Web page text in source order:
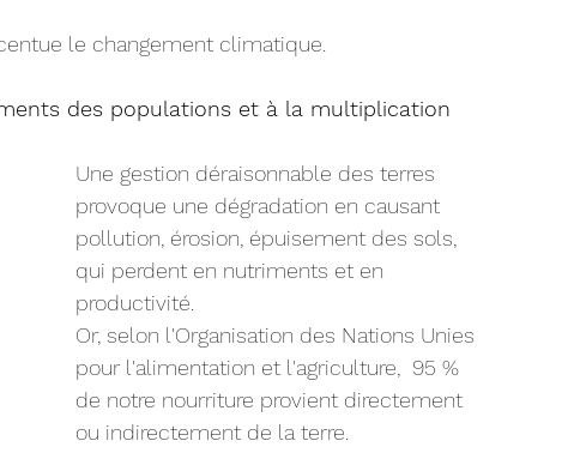
le changement climatique.
des populations et à la multiplication
Une gestion déraisonnable des terres
provoque une dégradation en causant
pollution, érosion, épuisement des sols,
qui perdent en nutriments et en
productivité.
Or, selon l'Organisation des Nations Unies
pour l'alimentation et l'agriculture,  95 %
de notre nourriture provient directement
ou indirectement de la terre.